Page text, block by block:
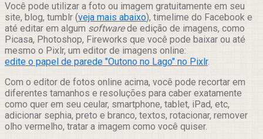
Você pode utilizar a foto ou imagem gratuitamente em seu
site, blog, tumblr (veja mais abaixo), timelime do Facebook e
até editar em algum softwarede edição de imagens, como
Picasa, Photoshop, Fireworks que você pode baixar ou até
mesmo o Pixlr, um editor de imagens online:
edite o papel de parede "Outono no Lago" no Pixlr.
Com o editor de fotos online acima, você pode recortar em
diferentes tamanhos e resoluções para caber exatamente
como quer em seu ceular, smartphone, tablet, iPad, etc,
adicionar sephia, preto e branco, textos, rotacionar, remover
olho vermelho, tratar a imagem como você quiser.